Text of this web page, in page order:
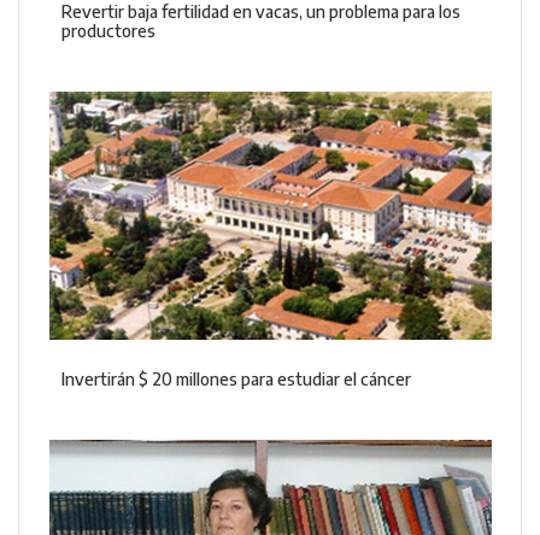
Revertir baja fertilidad en vacas, un problema para los
productores
Invertirán $ 20 millones para estudiar el cáncer